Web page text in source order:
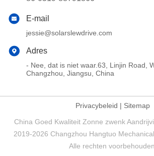
E-mail
jessie@solarslewdrive.com
Adres
- Nee, dat is niet waar.63, Linjin Road,
Changzhou, Jiangsu, China
Privacybeleid | Sitemap
China Goed Kwaliteit Zonne zwenk
2019-2026 Changzhou Hangtuo
Alle rechten voorbehouden.